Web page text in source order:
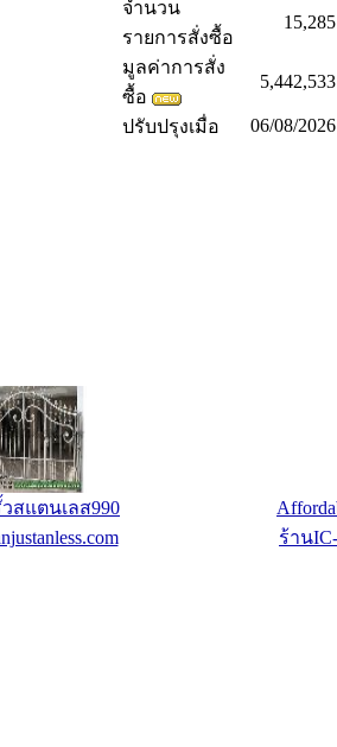
จำนวน
รายการสั่งซื้อ
15,285
มูลค่าการสั่ง
ซื้อ
5,442,533
ปรับปรุงเมื่อ 06/08/2026
วังหินสแตนเลส